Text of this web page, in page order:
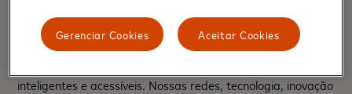
economia sustentável onde todos possam prosperar.
Oferecemos uma variedade de opções de pagamentos
inteligentes e acessíveis. Nossas redes, tecnologia, inovação
Aceitar Cookies
Gerenciar Cookies